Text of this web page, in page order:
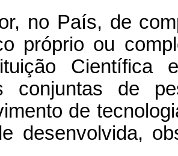
no País, de
próprio ou
Científica
conjuntas de
de
desenvolvida,